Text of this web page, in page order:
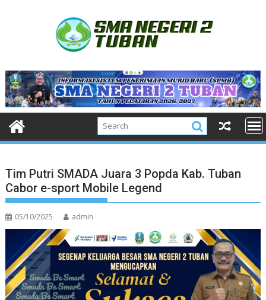
Tim Putri SMADA Juara 3 Popda Kab. Tuban
Cabor e-sport Mobile Legend
05/10/2025 admin